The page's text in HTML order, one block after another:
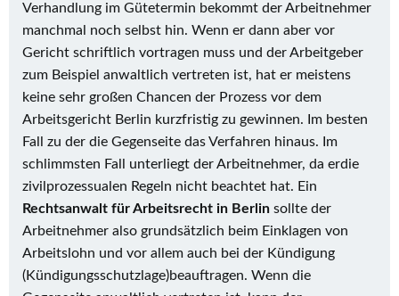
Verhandlung im Gütetermin bekommt der Arbeitnehmer
manchmal noch selbst hin. Wenn er dann aber vor
Gericht schriftlich vortragen muss und der Arbeitgeber
zum Beispiel anwaltlich vertreten ist, hat er meistens
keine sehr großen Chancen der Prozess vor dem
Arbeitsgericht Berlin kurzfristig zu gewinnen. Im besten
Fall zu der die Gegenseite das Verfahren hinaus. Im
schlimmsten Fall unterliegt der Arbeitnehmer, da erdie
zivilprozessualen Regeln nicht beachtet hat. Ein
Rechtsanwalt für Arbeitsrecht in Berlin sollte der
Arbeitnehmer also grundsätzlich beim Einklagen von
Arbeitslohn und vor allem auch bei der Kündigung
(Kündigungsschutzlage)beauftragen. Wenn die